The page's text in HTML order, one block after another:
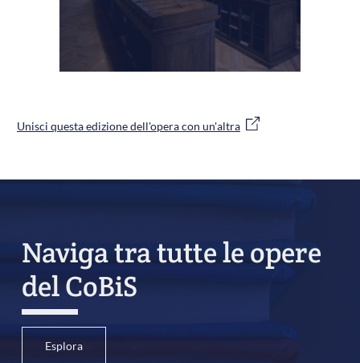
Unisci questa edizione dell'opera con un'altra
Naviga tra tutte le opere
del CoBiS
Esplora